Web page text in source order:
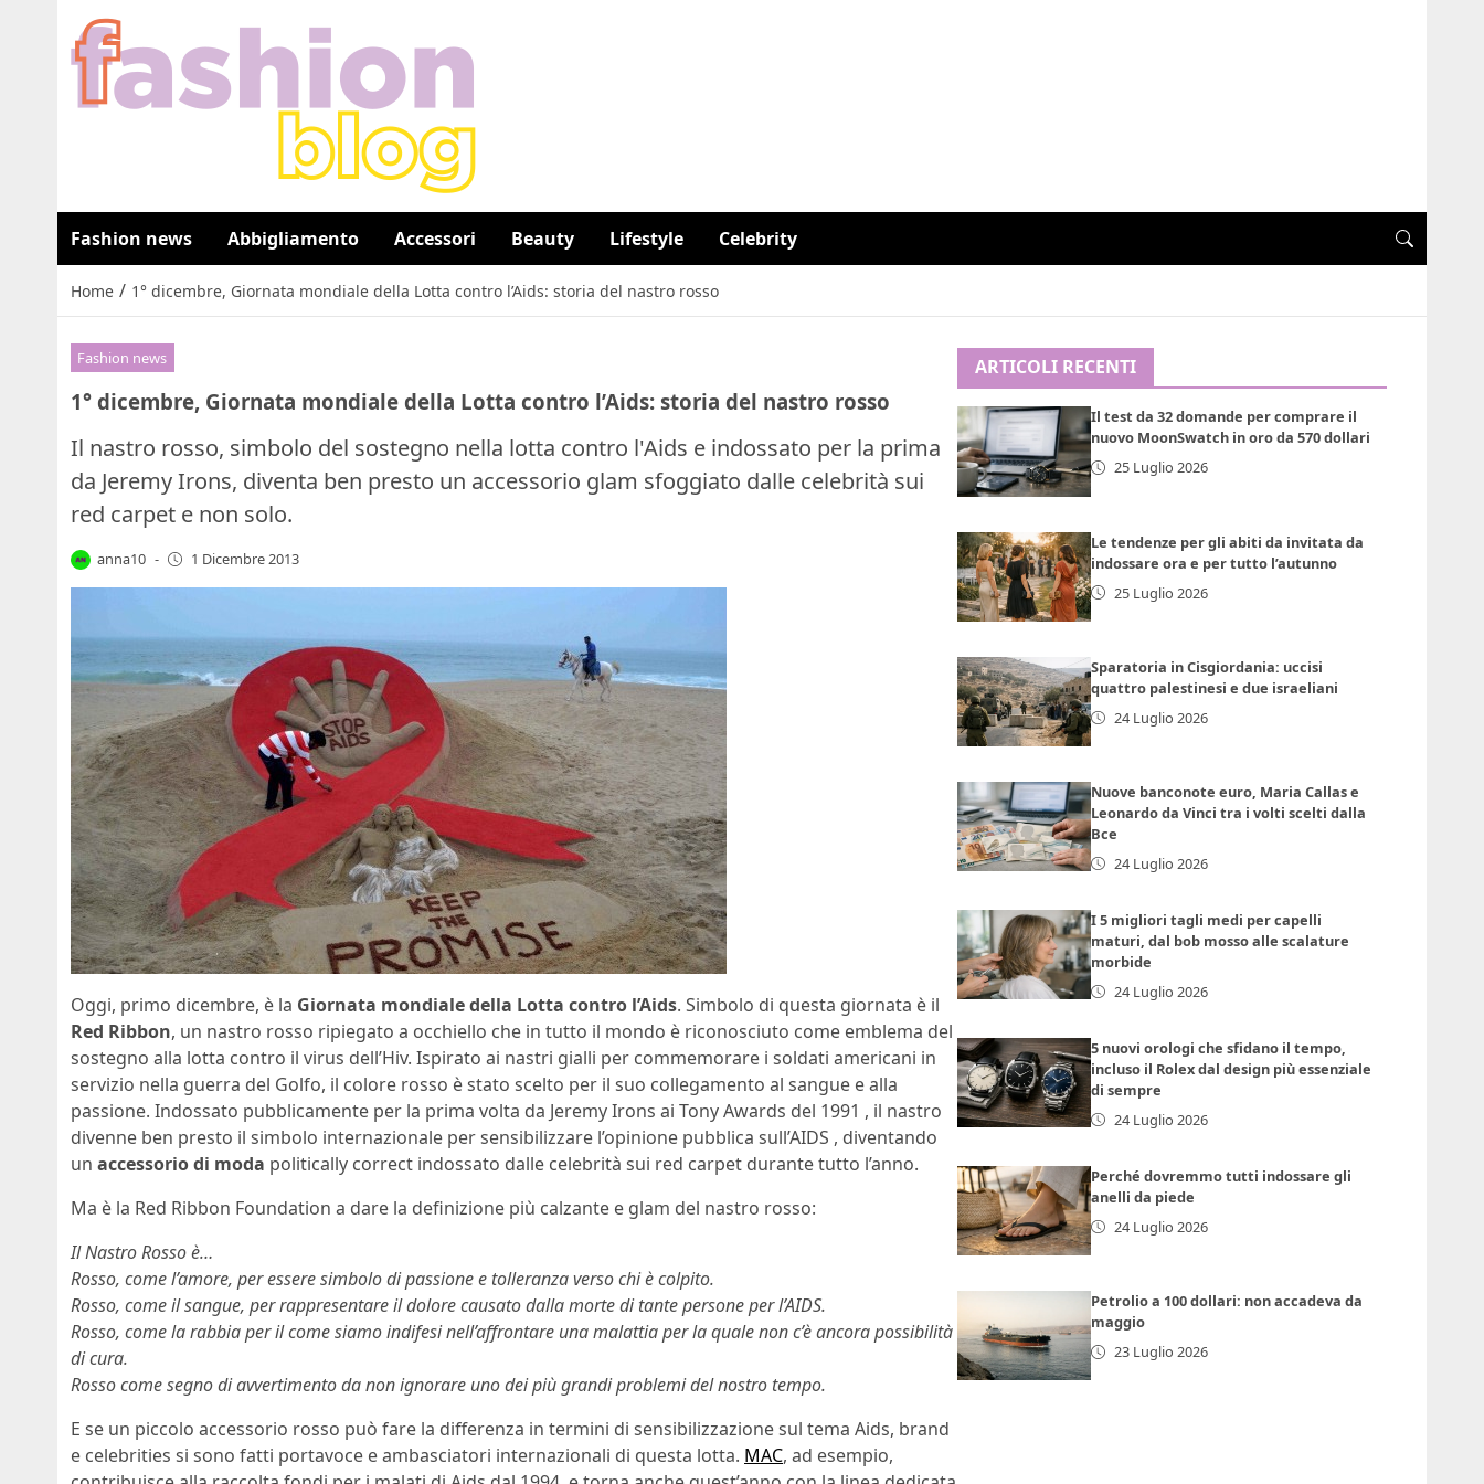
Fashion news Abbigliamento Accessori Beauty Lifestyle Celebrity
Home / 1° dicembre, Giornata mondiale della Lotta contro l’Aids: storia del nastro rosso
Fashion news
1° dicembre, Giornata mondiale della Lotta contro l’Aids: storia del nastro rosso
Il nastro rosso, simbolo del sostegno nella lotta contro l'Aids e indossato per la prima
da Jeremy Irons, diventa ben presto un accessorio glam sfoggiato dalle celebrità sui
red carpet e non solo.
anna10 - 1 Dicembre 2013
Oggi, primo dicembre, è la Giornata mondiale della Lotta contro l’Aids. Simbolo di questa giornata è il
Red Ribbon, un nastro rosso ripiegato a occhiello che in tutto il mondo è riconosciuto come emblema del
sostegno alla lotta contro il virus dell’Hiv. Ispirato ai nastri gialli per commemorare i soldati americani in
servizio nella guerra del Golfo, il colore rosso è stato scelto per il suo collegamento al sangue e alla
passione. Indossato pubblicamente per la prima volta da Jeremy Irons ai Tony Awards del 1991 , il nastro
divenne ben presto il simbolo internazionale per sensibilizzare l’opinione pubblica sull’AIDS , diventando
un accessorio di moda politically correct indossato dalle celebrità sui red carpet durante tutto l’anno.
Ma è la Red Ribbon Foundation a dare la definizione più calzante e glam del nastro rosso:
Il Nastro Rosso è…
Rosso, come l’amore, per essere simbolo di passione e tolleranza verso chi è colpito.
Rosso, come il sangue, per rappresentare il dolore causato dalla morte di tante persone per l’AIDS.
Rosso, come la rabbia per il come siamo indifesi nell’affrontare una malattia per la quale non c’è ancora possibilità
di cura.
Rosso come segno di avvertimento da non ignorare uno dei più grandi problemi del nostro tempo.
E se un piccolo accessorio rosso può fare la differenza in termini di sensibilizzazione sul tema Aids, brand
e celebrities si sono fatti portavoce e ambasciatori internazionali di questa lotta. MAC, ad esempio,
ARTICOLI RECENTI
Il test da 32 domande per comprare il
nuovo MoonSwatch in oro da 570 dollari
25 Luglio 2026
Le tendenze per gli abiti da invitata da
indossare ora e per tutto l’autunno
25 Luglio 2026
Sparatoria in Cisgiordania: uccisi
quattro palestinesi e due israeliani
24 Luglio 2026
Nuove banconote euro, Maria Callas e
Leonardo da Vinci tra i volti scelti dalla
Bce
24 Luglio 2026
I 5 migliori tagli medi per capelli
maturi, dal bob mosso alle scalature
morbide
24 Luglio 2026
5 nuovi orologi che sfidano il tempo,
incluso il Rolex dal design più essenziale
di sempre
24 Luglio 2026
Perché dovremmo tutti indossare gli
anelli da piede
24 Luglio 2026
Petrolio a 100 dollari: non accadeva da
maggio
23 Luglio 2026